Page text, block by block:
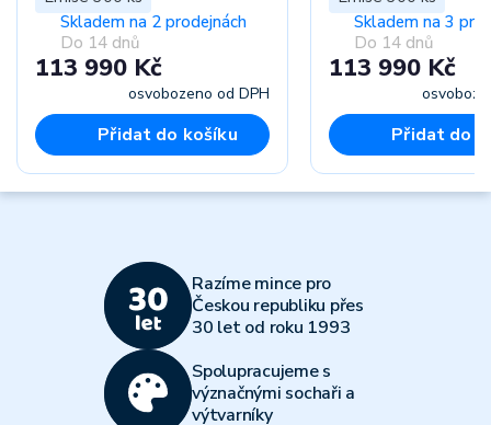
Skladem na 2 prodejnách
Do 14 dnů
113 990 Kč
osvobozeno od DPH
Přidat do košíku
Skladem na 3
Do 14 dnů
113 990 Kč
Přidat do
Razíme mince pro
Českou republiku přes
30 let od roku 1993
Spolupracujeme s
význačnými sochaři a
výtvarníky